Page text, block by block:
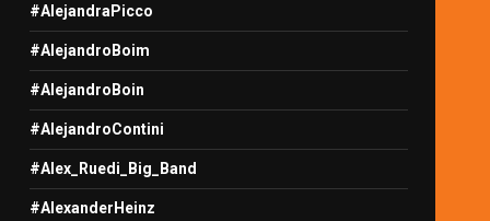
#AlejandraPicco
#AlejandroBoim
#AlejandroBoin
#AlejandroContini
#Alex_Ruedi_Big_Band
#AlexanderHeinz